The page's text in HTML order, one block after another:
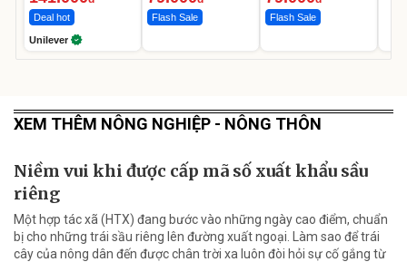
Deal hot
Unilever
Flash Sale Flash Sale
XEM THÊM NÔNG NGHIỆP - NÔNG THÔN
Niềm vui khi được cấp mã số xuất khẩu sầu
riêng
Một hợp tác xã (HTX) đang bước vào những ngày cao điểm, chuẩn
bị cho những trái sầu riêng lên đường xuất ngoại. Làm sao để trái
cây của nông dân đến được chân trời xa luôn đòi hỏi sự cố gắng từ